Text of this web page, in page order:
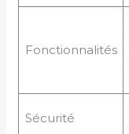
Fonctionnalités
Sécurité